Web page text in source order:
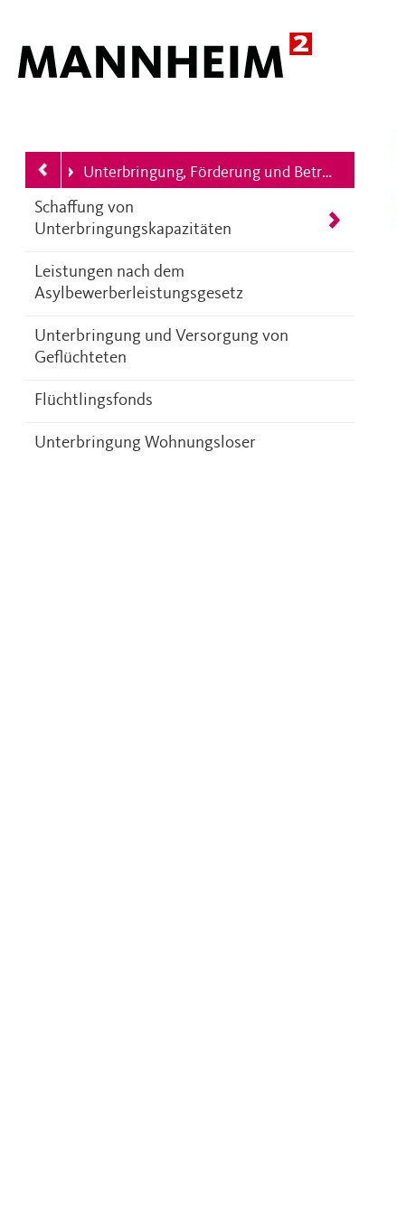
Ihre aktuelle Position ist
Unterbringung, Förderung und Betreuung Schutzbedürftiger
Schaffung von
Unterbringungskapazitäten
Leistungen nach dem
Asylbewerberleistungsgesetz
Unterbringung und Versorgung von
Geflüchteten
Flüchtlingsfonds
Unterbringung Wohnungsloser